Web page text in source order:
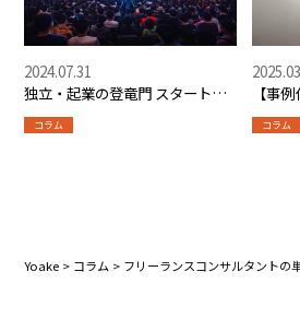
独立・起業の登竜門 スタートア
ップピッチイベントとは？
2024.07.31
コラム
【事
ってお
談窓口
コラム
Yoake > コラム > フリーランスコンサルタントの